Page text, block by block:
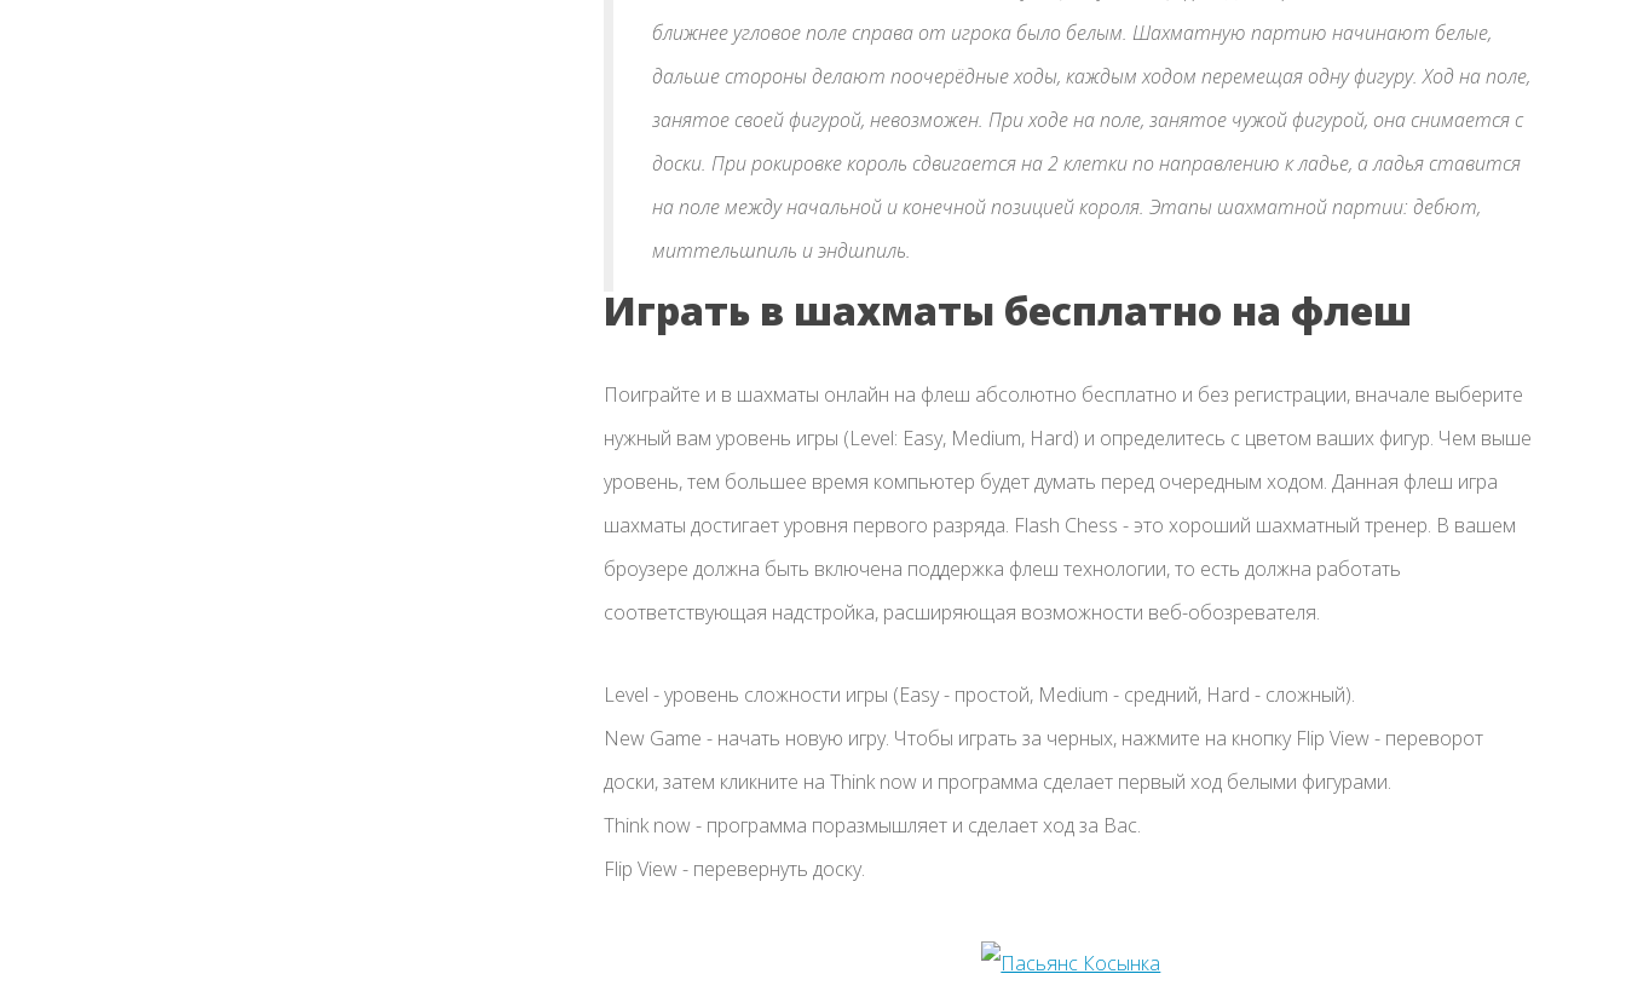
ближнее угловое поле справа от игрока было белым. Шахматную партию начинают белые,
дальше стороны делают поочерёдные ходы, каждым ходом перемещая одну фигуру. Ход на поле,
занятое своей фигурой, невозможен. При ходе на поле, занятое чужой фигурой, она снимается с
доски. При рокировке король сдвигается на 2 клетки по направлению к ладье, а ладья ставится
на поле между начальной и конечной позицией короля. Этапы шахматной партии: дебют,
миттельшпиль и эндшпиль.
Играть в шахматы бесплатно на флеш
Поиграйте и в шахматы онлайн на флеш абсолютно бесплатно и без регистрации, вначале выберите
нужный вам уровень игры (Level: Easy, Medium, Hard) и определитесь с цветом ваших фигур. Чем выше
уровень, тем большее время компьютер будет думать перед очередным ходом. Данная флеш игра
шахматы достигает уровня первого разряда. Flash Chess - это хороший шахматный тренер. В вашем
броузере должна быть включена поддержка флеш технологии, то есть должна работать
соответствующая надстройка, расширяющая возможности веб-обозревателя.
Level - уровень сложности игры (Easy - простой, Medium - средний, Hard - сложный).
New Game - начать новую игру. Чтобы играть за черных, нажмите на кнопку Flip View - переворот
доски, затем кликните на Think now и программа сделает первый ход белыми фигурами.
Think now - программа поразмышляет и сделает ход за Вас.
Flip View - перевернуть доску.